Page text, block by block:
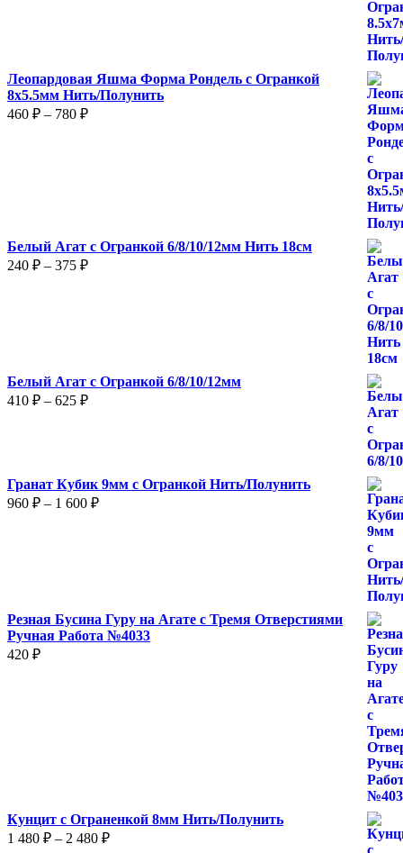
Леопардовая Яшма Форма Рондель с Огранкой
8х5.5мм Нить/Полунить
460 ₽ – 780 ₽Диапазон
Белый Агат с Огранкой 6/8/10/12мм Нить 18см
240 ₽ – 375 ₽Диапазон
Белый Агат с Огранкой 6/8/10/12мм
410 ₽ – 625 ₽Диапазон
Гранат Кубик 9мм с Огранкой Нить/Полунить
960 ₽ – 1 600 ₽Диапазон
Резная Бусина Гуру на Агате с Тремя Отверстиями
Ручная Работа №4033
420 ₽
Кунцит с Ограненкой 8мм Нить/Полунить
1 480 ₽ – 2 480 ₽Диапазон